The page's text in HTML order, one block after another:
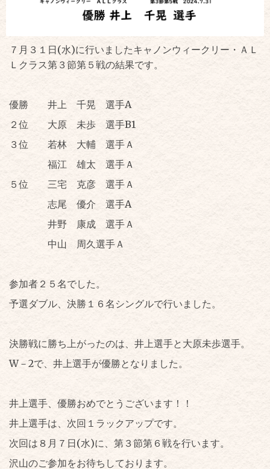
７月３１日(水)に行いましたキャノンウィークリー・ＡＬ
Ｌクラス第３節第５戦の結果です。
優勝 井上 千晃 選手A
２位 大原 未歩 選手B1
３位 若林 大輔 選手Ａ
福江 雄太 選手Ａ
５位 三宅 克彦 選手Ａ
志尾 優介 選手A
井野 康成 選手Ａ
中山 周久選手Ａ
参加者２５名でした。
予選ダブル、決勝１６名シングルで行いました。
決勝戦に勝ち上がったのは、井上選手と大原未歩選手。
W－2で、井上選手が優勝となりました。
井上選手、優勝おめでとうございます！！
井上選手は、次回１ラックアップです。
次回は８月７日(水)に、第３節第６戦を行います。
沢山のご参加をお待ちしております。